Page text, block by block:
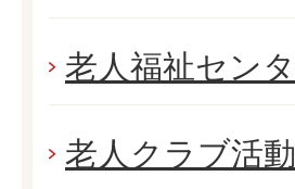
老人福祉セン
老人クラブ活